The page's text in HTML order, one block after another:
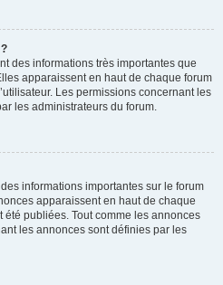
des informations très importantes que
apparaissent en haut de chaque forum
Les permissions concernant les
les administrateurs du forum.
informations importantes sur le forum
apparaissent en haut de chaque
publiées. Tout comme les annonces
les annonces sont définies par les